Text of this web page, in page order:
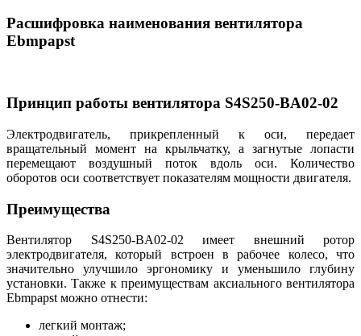
Расшифровка наименования вентилятора
Ebmpapst
Принцип работы вентилятора S4S250-BA02-02
Электродвигатель, прикрепленный к оси, передает
вращательный момент на крыльчатку, а загнутые лопасти
перемещают воздушный поток вдоль оси. Количество
оборотов оси соответствует показателям мощности двигателя.
Преимущества
Вентилятор S4S250-BA02-02 имеет внешний ротор
электродвигателя, который встроен в рабочее колесо, что
значительно улучшило эргономику и уменьшило глубину
установки. Также к преимуществам аксиального вентилятора
Ebmpapst можно отнести:
легкий монтаж;